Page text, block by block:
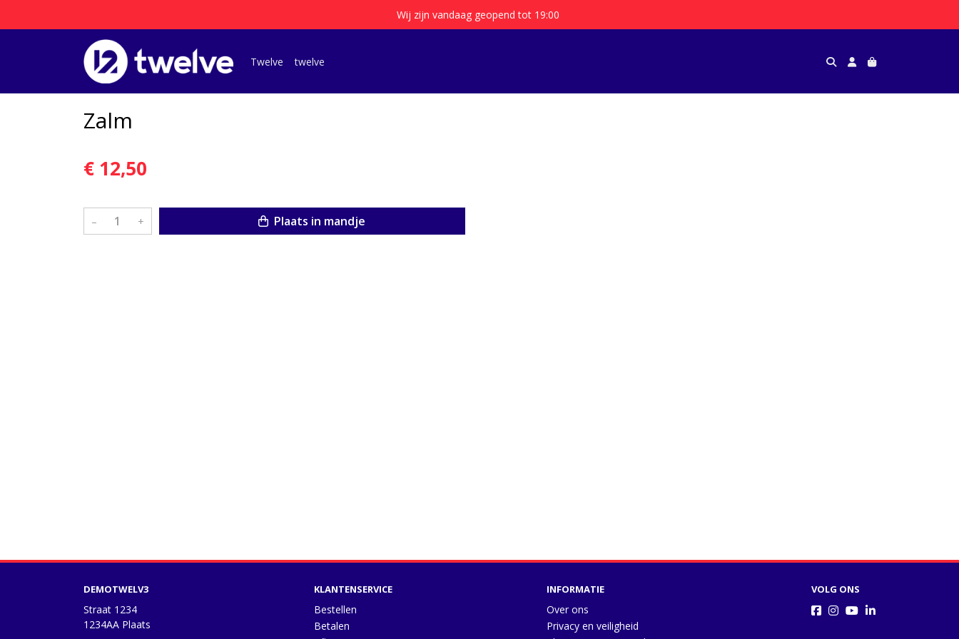
Wij zijn vandaag geopend tot 19:00
Twelve twelve
Zalm
€ 12,50
– + Plaats in mandje
DEMOTWELV3
Straat 1234
1234AA Plaats
KLANTENSERVICE
Bestellen
Betalen
INFORMATIE
Over ons
Privacy en veiligheid
VOLG ONS